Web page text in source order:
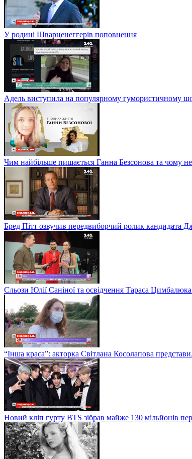
У родині Шварценеггерів поповнення
Адель виступила на популярному гумористичному
Чим найбільше пишається Ганна Безсонова та чому
Бред Пітт озвучив передвиборчий ролик кандидата
Сльози Юлії Саніної та освідчення Тараса
“Інша краса”: акторка Світлана Косолапова
Новий кліп гурту BTS зібрав майже 130 мільйонів